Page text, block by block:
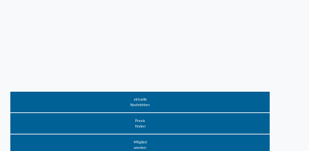
aktuelle
Nachrichten
Praxis
finden
Mitglied
werden